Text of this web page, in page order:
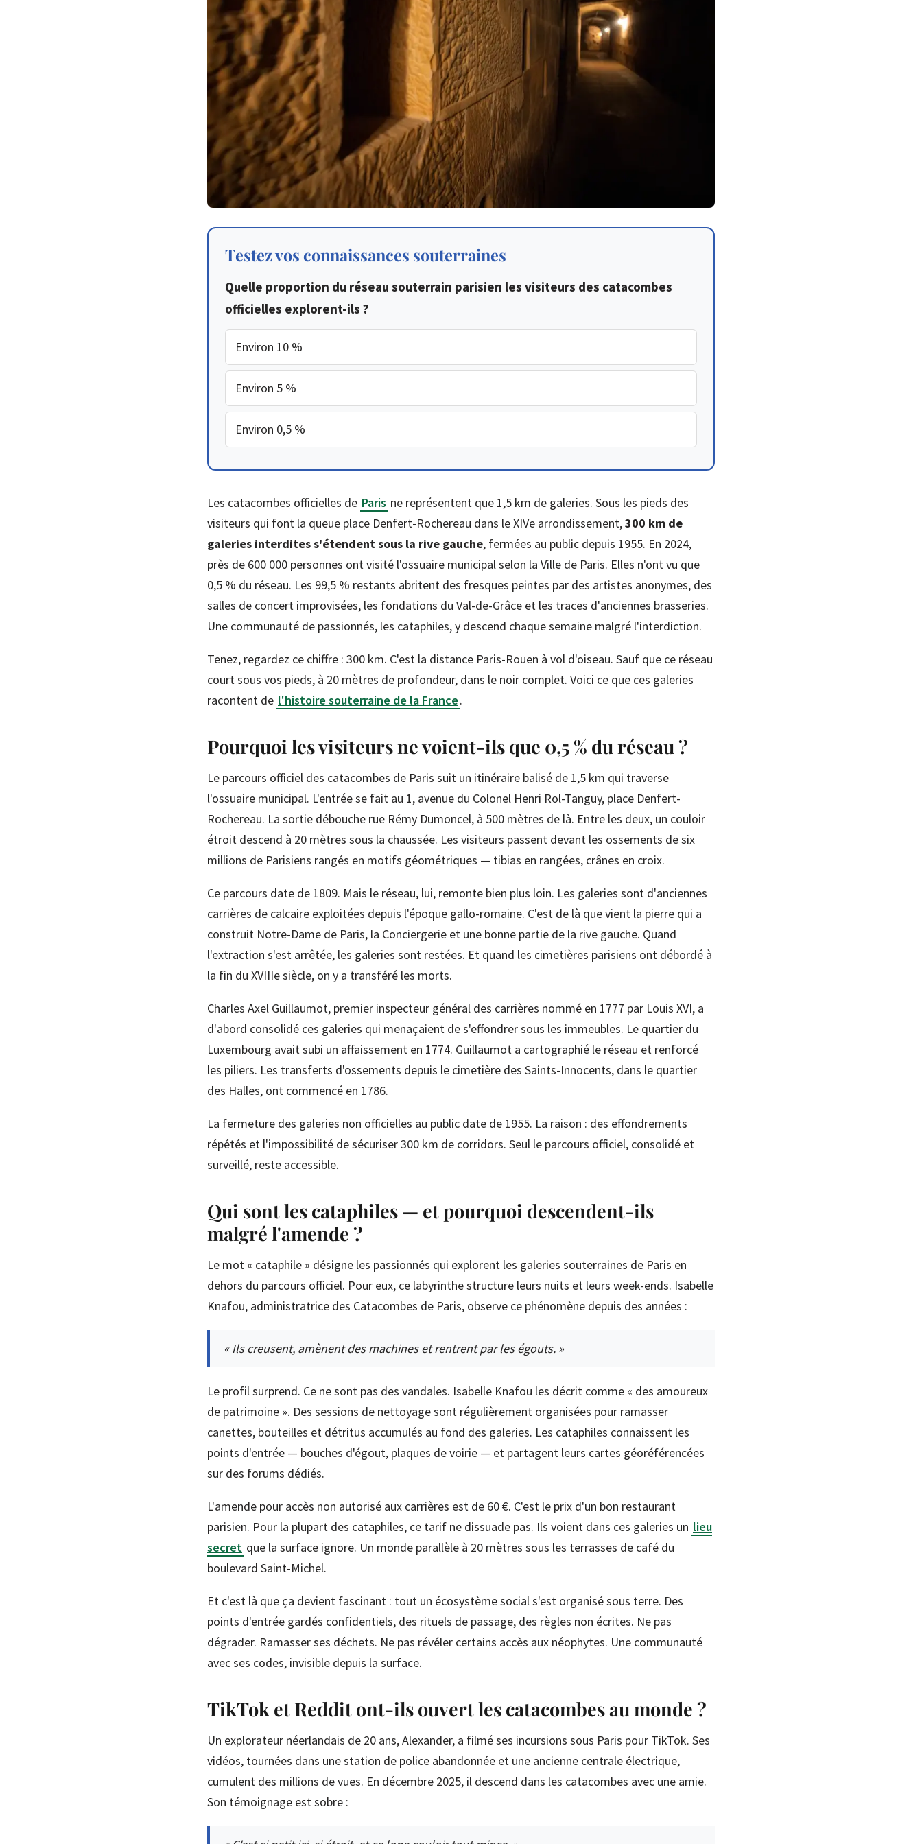
Testez vos connaissances souterraines
Quelle proportion du réseau souterrain parisien les visiteurs des catacombes
officielles explorent-ils ?
Environ 10 %
Environ 5 %
Environ 0,5 %
Les catacombes officielles de Paris ne représentent que 1,5 km de galeries. Sous les pieds des
visiteurs qui font la queue place Denfert-Rochereau dans le XIVe arrondissement,300 km de
galeries interdites s'étendent sous la rive gauche, fermées au public depuis 1955. En 2024,
près de 600 000 personnes ont visité l'ossuaire municipal selon la Ville de Paris. Elles n'ont vu que
0,5 % du réseau. Les 99,5 % restants abritent des fresques peintes par des artistes anonymes, des
salles de concert improvisées, les fondations du Val-de-Grâce et les traces d'anciennes brasseries.
Une communauté de passionnés, les cataphiles, y descend chaque semaine malgré l'interdiction.
Tenez, regardez ce chiffre : 300 km. C'est la distance Paris-Rouen à vol d'oiseau. Sauf que ce réseau
court sous vos pieds, à 20 mètres de profondeur, dans le noir complet. Voici ce que ces galeries
racontent de l'histoire souterraine de la France.
Pourquoi les visiteurs ne voient-ils que 0,5 % du réseau ?
Le parcours officiel des catacombes de Paris suit un itinéraire balisé de 1,5 km qui traverse
l'ossuaire municipal. L'entrée se fait au 1, avenue du Colonel Henri Rol-Tanguy, place Denfert-
Rochereau. La sortie débouche rue Rémy Dumoncel, à 500 mètres de là. Entre les deux, un couloir
étroit descend à 20 mètres sous la chaussée. Les visiteurs passent devant les ossements de six
millions de Parisiens rangés en motifs géométriques — tibias en rangées, crânes en croix.
Ce parcours date de 1809. Mais le réseau, lui, remonte bien plus loin. Les galeries sont d'anciennes
carrières de calcaire exploitées depuis l'époque gallo-romaine. C'est de là que vient la pierre qui a
construit Notre-Dame de Paris, la Conciergerie et une bonne partie de la rive gauche. Quand
l'extraction s'est arrêtée, les galeries sont restées. Et quand les cimetières parisiens ont débordé à
la fin du XVIIIe siècle, on y a transféré les morts.
Charles Axel Guillaumot, premier inspecteur général des carrières nommé en 1777 par Louis XVI, a
d'abord consolidé ces galeries qui menaçaient de s'effondrer sous les immeubles. Le quartier du
Luxembourg avait subi un affaissement en 1774. Guillaumot a cartographié le réseau et renforcé
les piliers. Les transferts d'ossements depuis le cimetière des Saints-Innocents, dans le quartier
des Halles, ont commencé en 1786.
La fermeture des galeries non officielles au public date de 1955. La raison : des effondrements
répétés et l'impossibilité de sécuriser 300 km de corridors. Seul le parcours officiel, consolidé et
surveillé, reste accessible.
Qui sont les cataphiles — et pourquoi descendent-ils
malgré l'amende ?
Le mot « cataphile » désigne les passionnés qui explorent les galeries souterraines de Paris en
dehors du parcours officiel. Pour eux, ce labyrinthe structure leurs nuits et leurs week-ends. Isabelle
Knafou, administratrice des Catacombes de Paris, observe ce phénomène depuis des années :
« Ils creusent, amènent des machines et rentrent par les égouts. »
Le profil surprend. Ce ne sont pas des vandales. Isabelle Knafou les décrit comme « des amoureux
de patrimoine ». Des sessions de nettoyage sont régulièrement organisées pour ramasser
canettes, bouteilles et détritus accumulés au fond des galeries. Les cataphiles connaissent les
points d'entrée — bouches d'égout, plaques de voirie — et partagent leurs cartes géoréférencées
sur des forums dédiés.
L'amende pour accès non autorisé aux carrières est de 60 €. C'est le prix d'un bon restaurant
parisien. Pour la plupart des cataphiles, ce tarif ne dissuade pas. Ils voient dans ces galeries un lieu
secret que la surface ignore. Un monde parallèle à 20 mètres sous les terrasses de café du
boulevard Saint-Michel.
Et c'est là que ça devient fascinant : tout un écosystème social s'est organisé sous terre. Des
points d'entrée gardés confidentiels, des rituels de passage, des règles non écrites. Ne pas
dégrader. Ramasser ses déchets. Ne pas révéler certains accès aux néophytes. Une communauté
avec ses codes, invisible depuis la surface.
TikTok et Reddit ont-ils ouvert les catacombes au monde ?
Un explorateur néerlandais de 20 ans, Alexander, a filmé ses incursions sous Paris pour TikTok. Ses
vidéos, tournées dans une station de police abandonnée et une ancienne centrale électrique,
cumulent des millions de vues. En décembre 2025, il descend dans les catacombes avec une amie.
Son témoignage est sobre :